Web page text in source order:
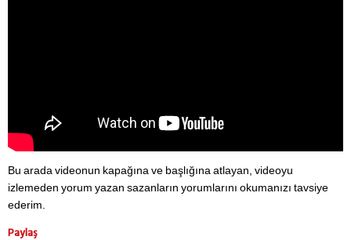
Bu arada videonun kapağına ve başlığına atlayan, videoyu
izlemeden yorum yazan sazanların yorumlarını okumanızı tavsiye
ederim.
Paylaş